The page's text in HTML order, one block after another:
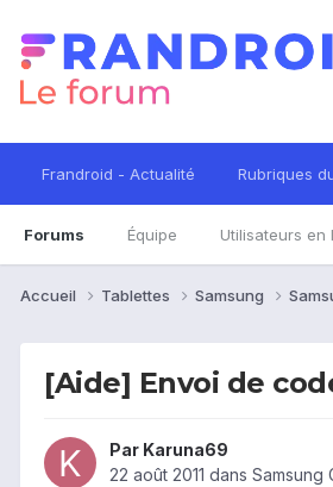
Frandroid - Actualité Rubriques
Forums Équipe Utilisateurs en
Accueil Tablettes Samsung
[Aide] Envoi de
Par Karuna69
22 août 2011 dans Samsung